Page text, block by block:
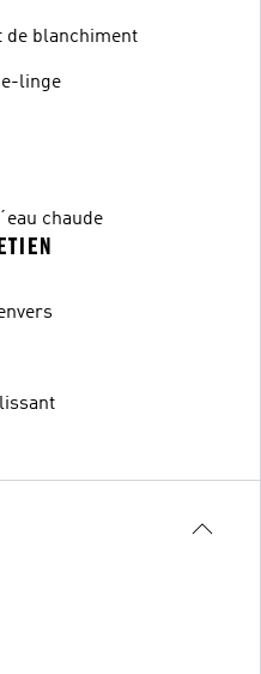
de blanchiment
linge
chaude